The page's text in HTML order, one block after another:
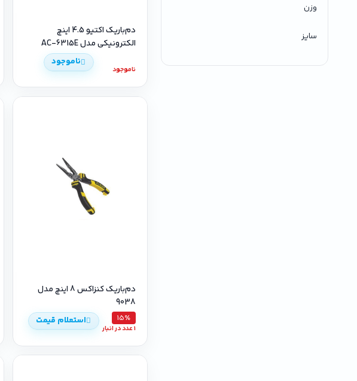
وزن
سایز
دم‌باریک اکتیو 4.5 اینچ
الکترونیکی مدل AC-6315E
ناموجود
ناموجود
دم‌باریک کنزاکس 8 اینچ مدل
9038
15٪
1 عدد در انبار
استعلام قیمت